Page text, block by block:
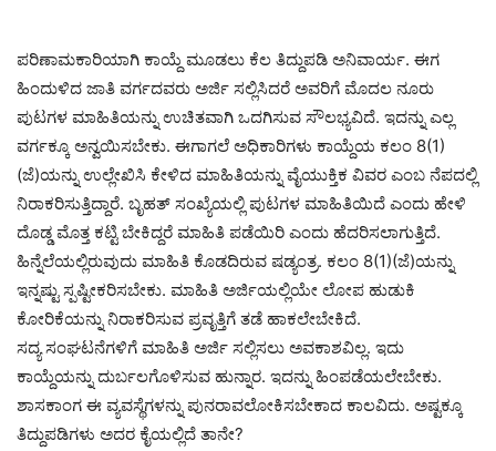
ಪರಿಣಾಮಕಾರಿಯಾಗಿ ಕಾಯ್ದೆ ಮೂಡಲು ಕೆಲ ತಿದ್ದುಪಡಿ ಅನಿವಾರ್ಯ. ಈಗ
ಹಿಂದುಳಿದ ಜಾತಿ ವರ್ಗದವರು ಅರ್ಜಿ ಸಲ್ಲಿಸಿದರೆ ಅವರಿಗೆ ಮೊದಲ ನೂರು
ಪುಟಗಳ ಮಾಹಿತಿಯನ್ನು ಉಚಿತವಾಗಿ ಒದಗಿಸುವ ಸೌಲಭ್ಯವಿದೆ. ಇದನ್ನು ಎಲ್ಲ
ವರ್ಗಕ್ಕೂ ಅನ್ವಯಿಸಬೇಕು. ಈಗಾಗಲೆ ಅಧಿಕಾರಿಗಳು ಕಾಯ್ದೆಯ ಕಲಂ 8(1)
(ಜೆ)ಯನ್ನು ಉಲ್ಲೇಖಿಸಿ ಕೇಳಿದ ಮಾಹಿತಿಯನ್ನು ವೈಯುಕ್ತಿಕ ವಿವರ ಎಂಬ ನೆಪದಲ್ಲಿ
ನಿರಾಕರಿಸುತ್ತಿದ್ದಾರೆ. ಬೃಹತ್ ಸಂಖ್ಯೆಯಲ್ಲಿ ಪುಟಗಳ ಮಾಹಿತಿಯಿದೆ ಎಂದು ಹೇಳಿ
ದೊಡ್ಡ ಮೊತ್ತ ಕಟ್ಟಿ ಬೇಕಿದ್ದರೆ ಮಾಹಿತಿ ಪಡೆಯಿರಿ ಎಂದು ಹೆದರಿಸಲಾಗುತ್ತಿದೆ.
ಹಿನ್ನೆಲೆಯಲ್ಲಿರುವುದು ಮಾಹಿತಿ ಕೊಡದಿರುವ ಷಡ್ಯಂತ್ರ. ಕಲಂ 8(1)(ಜೆ)ಯನ್ನು
ಇನ್ನಷ್ಟು ಸ್ಪಷ್ಟೀಕರಿಸಬೇಕು. ಮಾಹಿತಿ ಅರ್ಜಿಯಲ್ಲಿಯೇ ಲೋಪ ಹುಡುಕಿ
ಕೋರಿಕೆಯನ್ನು ನಿರಾಕರಿಸುವ ಪ್ರವೃತ್ತಿಗೆ ತಡೆ ಹಾಕಲೇಬೇಕಿದೆ.
ಸದ್ಯ ಸಂಘಟನೆಗಳಿಗೆ ಮಾಹಿತಿ ಅರ್ಜಿ ಸಲ್ಲಿಸಲು ಅವಕಾಶವಿಲ್ಲ. ಇದು
ಕಾಯ್ದೆಯನ್ನು ದುರ್ಬಲಗೊಳಿಸುವ ಹುನ್ನಾರ. ಇದನ್ನು ಹಿಂಪಡೆಯಲೇಬೇಕು.
ಶಾಸಕಾಂಗ ಈ ವ್ಯವಸ್ಥೆಗಳನ್ನು ಪುನರಾವಲೋಕಿಸಬೇಕಾದ ಕಾಲವಿದು. ಅಷ್ಟಕ್ಕೂ
ತಿದ್ದುಪಡಿಗಳು ಅದರ ಕೈಯಲ್ಲಿದೆ ತಾನೇ?